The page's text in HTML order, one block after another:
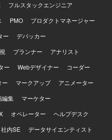
、CI/CDなどの最新のクラウ
、マルチアカウント環境の
、GuardDuty、
、CloudFormation、
など）を利用した環境
フルスタックエンジニア
PMO
プロダクトマネージャー
ー
デバッカー
プランナー
アナリスト
ー Webデザイナー
コーダー
ー マークアップ
アニメーター
編集
マーケター
オペレーター
ヘルプデスク
社内SE
データサイエンティスト